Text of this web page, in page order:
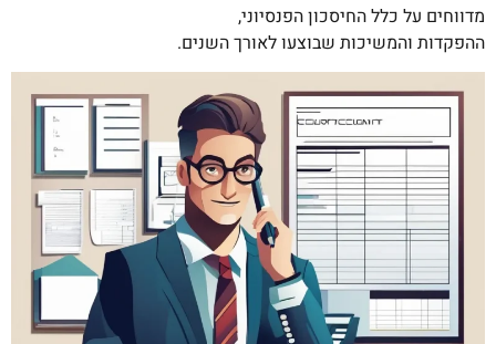
מדווחים על כלל החיסכון הפנסיוני,
ההפקדות והמשיכות שבוצעו לאורך השנים.